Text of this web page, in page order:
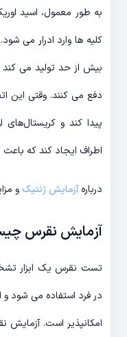
به طور معمول، اسید
کلیه ها وارد ادرار می
بیش از حد تولید می کند
دفع می کنند. وقتی این
پیدا کند و کریستال‌های
اطراف ایجاد کند که
درباره آزمایش ژنتیک و
آزمایش نقرس
تست نقرس یک ابزار
در فرد استفاده می شود
امکانپذیر است.